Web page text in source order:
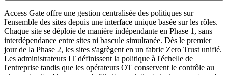
Access Gate offre une gestion centralisée des politiques sur
l'ensemble des sites depuis une interface unique basée sur les rôles.
Chaque site se déploie de manière indépendante en Phase 1, sans
interdépendance entre sites ni bascule simultanée. Dès le premier
jour de la Phase 2, les sites s'agrègent en un fabric Zero Trust unifié.
Les administrateurs IT définissent la politique à l'échelle de
l'entreprise tandis que les opérateurs OT conservent le contrôle au